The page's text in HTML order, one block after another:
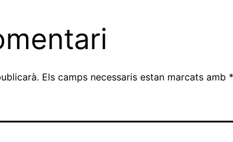
Els camps necessaris estan marcats amb *